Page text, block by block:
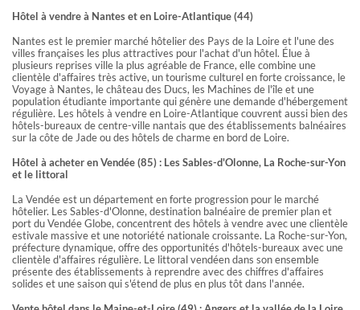
LES AVIS DES CLIENTS DE
GRAVITAO
Découvrez les témoignages de nos clients.
QUESTIONS FRÉQUENTES
RÉSEAUX SOCIAUX
Suivez GRAVITAO sur les réseaux sociaux
TROUVER MON INTERLOCUTEUR
Hôtel à vendre à Nantes et en Loire-Atlantique (44)
Nantes est le premier marché hôtelier des Pays de la Loire et l'une des
villes françaises les plus attractives pour l'achat d'un hôtel. Élue à
plusieurs reprises ville la plus agréable de France, elle combine une
clientèle d'affaires très active, un tourisme culturel en forte croissance, le
Voyage à Nantes, le château des Ducs, les Machines de l'île et une
population étudiante importante qui génère une demande d'hébergement
régulière. Les hôtels à vendre en Loire-Atlantique couvrent aussi bien des
hôtels-bureaux de centre-ville nantais que des établissements balnéaires
sur la côte de Jade ou des hôtels de charme en bord de Loire.
Hôtel à acheter en Vendée (85) : Les Sables-d'Olonne, La Roche-sur-Yon
et le littoral
La Vendée est un département en forte progression pour le marché
hôtelier. Les Sables-d'Olonne, destination balnéaire de premier plan et
port du Vendée Globe, concentrent des hôtels à vendre avec une clientèle
estivale massive et une notoriété nationale croissante. La Roche-sur-Yon,
préfecture dynamique, offre des opportunités d'hôtels-bureaux avec une
clientèle d'affaires régulière. Le littoral vendéen dans son ensemble
présente des établissements à reprendre avec des chiffres d'affaires
solides et une saison qui s'étend de plus en plus tôt dans l'année.